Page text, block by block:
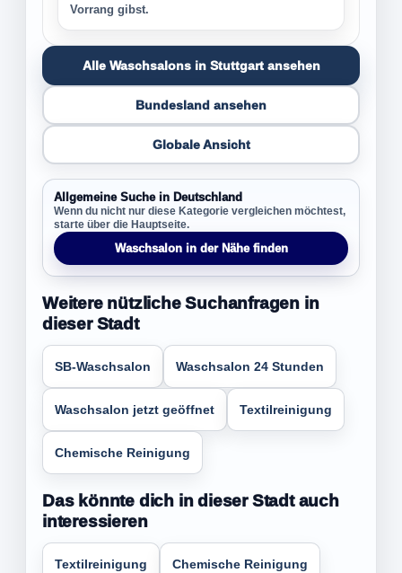
Vorrang gibst.
Alle Waschsalons in Stuttgart ansehen
Bundesland ansehen
Globale Ansicht
Allgemeine Suche in Deutschland
Wenn du nicht nur diese Kategorie vergleichen möchtest,
starte über die Hauptseite.
Waschsalon in der Nähe finden
Weitere nützliche Suchanfragen in
dieser Stadt
SB-Waschsalon Waschsalon 24 Stunden
Waschsalon jetzt geöffnet Textilreinigung
Chemische Reinigung
Das könnte dich in dieser Stadt auch
interessieren
Textilreinigung Chemische Reinigung